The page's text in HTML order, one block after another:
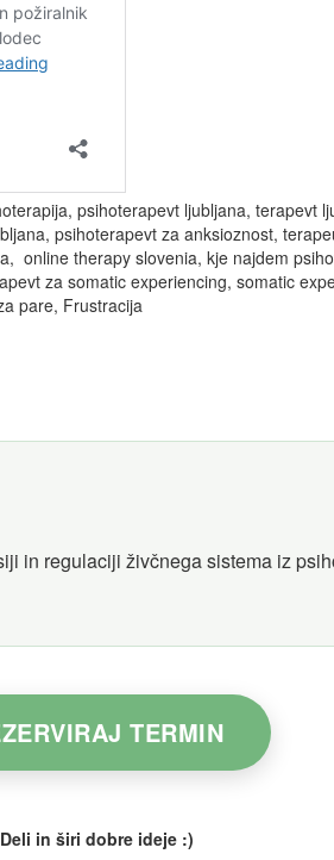
psihoterapevt ljubljana, terapevt
psihoterapevt za anksioznost,
online therapy slovenia, kje najdem
za somatic experiencing, somatic
pare, Frustracija
in regulaciji živčnega sistema iz
TERMIN
Deli in širi dobre ideje :)